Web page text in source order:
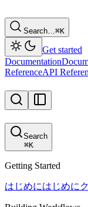
Search…⌘K
Get started
Documentation
ReferenceAPI
Search
⌘K
Getting Started
はじめにはじめに